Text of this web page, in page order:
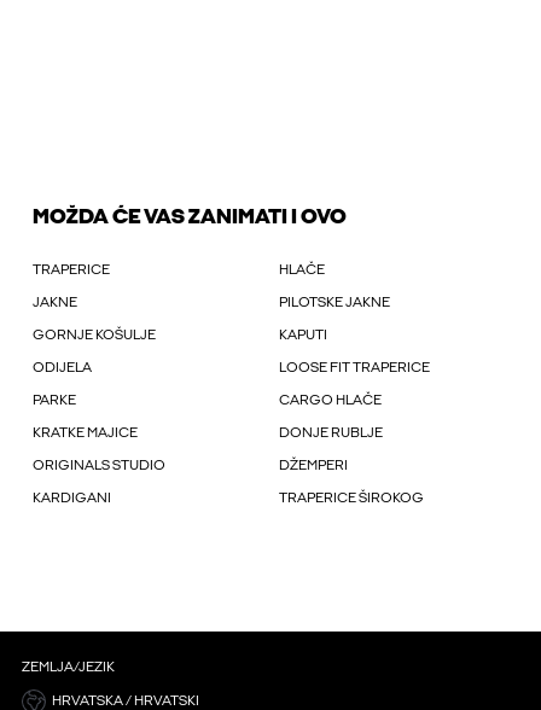
MOŽDA ĆE VAS ZANIMATI I OVO
TRAPERICE HLAČE
JAKNE PILOTSKE JAKNE
GORNJE KOŠULJE KAPUTI
ODIJELA LOOSE FIT TRAPERICE
PARKE CARGO HLAČE
KRATKE MAJICE DONJE RUBLJE
ORIGINALS STUDIO DŽEMPERI
KARDIGANI TRAPERICE ŠIROKOG
ZEMLJA/JEZIK
HRVATSKA / HRVATSKI